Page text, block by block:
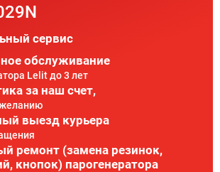
сервис
обслуживание
Lelit до 3 лет
за наш счет,
выезд курьера
ремонт (замена резинок,
кнопок) парогенератора